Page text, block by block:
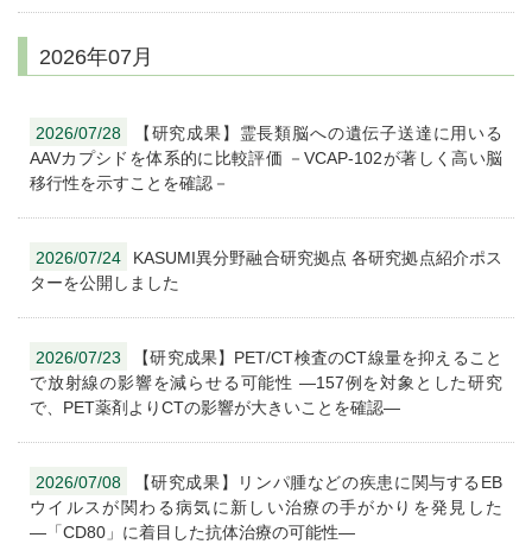
2026年07月
2026/07/28
【研究成果】霊長類脳への遺伝子送達に用いる
AAVカプシドを体系的に比較評価 －VCAP-102が著しく高い脳
移行性を示すことを確認－
2026/07/24
KASUMI異分野融合研究拠点 各研究拠点紹介ポス
ターを公開しました
2026/07/23
【研究成果】PET/CT検査のCT線量を抑えること
で放射線の影響を減らせる可能性 ―157例を対象とした研究
で、PET薬剤よりCTの影響が大きいことを確認―
2026/07/08
【研究成果】リンパ腫などの疾患に関与するEB
ウイルスが関わる病気に新しい治療の手がかりを発見した
―「CD80」に着目した抗体治療の可能性―